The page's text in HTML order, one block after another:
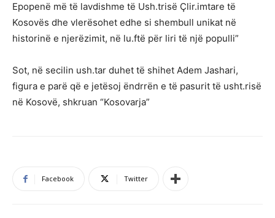
Epopenë më të lavdishme të Ush.trisë Çlir.imtare të
Kosovës dhe vlerësohet edhe si shembull unikat në
historinë e njerëzimit, në lu.ftë për liri të një populli”
Sot, në secilin ush.tar duhet të shihet Adem Jashari,
figura e parë që e jetësoj ëndrrën e të pasurit të usht.risë
në Kosovë, shkruan “Kosovarja”
Facebook Twitter